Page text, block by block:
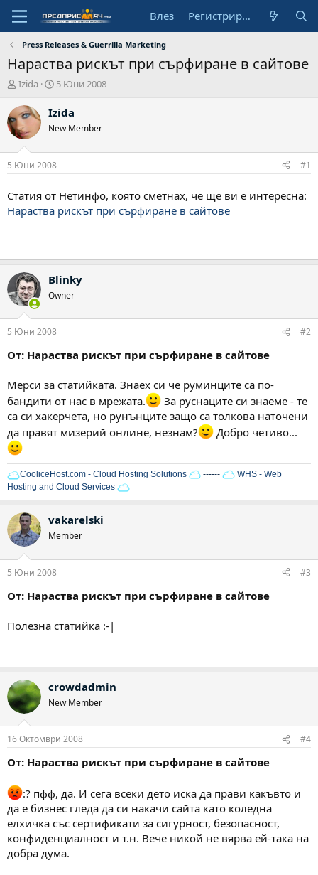
Влез Регистрирай се
Press Releases & Guerrilla Marketing
Нараства рискът при сърфиране в сайтове
А
т
о
р
Izida
Н
ч
л
а
д
т
а
5 Юни 2008
Izida
New Member
5 Юни 2008 #1
Статия от Нетинфо, която сметнах, че ще ви е интересна:
Нараства рискът при сърфиране в сайтове
Blinky
Owner
5 Юни 2008 #2
От: Нараства рискът при сърфиране в сайтове
Мерси за статийката. Знаех си че руминците са по-
бандити от нас в мрежата.
За руснаците си знаеме - те
са си хакерчета, но рунънците защо са толкова наточени
да правят мизерий онлине, незнам?
Добро четиво...
CooliceHost.com - Cloud Hosting Solutions ------
WHS - Web
Hosting and Cloud Services
vakarelski
Member
5 Юни 2008 #3
От: Нараства рискът при сърфиране в сайтове
Полезна статийка :-|
crowdadmin
New Member
16 Октомври 2008 #4
От: Нараства рискът при сърфиране в сайтове
:? пфф, да. И сега всеки дето иска да прави какъвто и
да е бизнес гледа да си накачи сайта като коледна
елхичка със сертификати за сигурност, безопасност,
конфиденциалност и т.н. Вече никой не вярва ей-така на
добра дума.